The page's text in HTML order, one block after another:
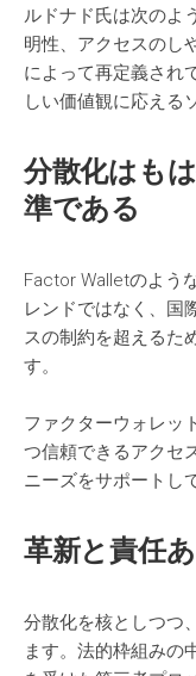
ルドナド氏は次のよ
明性、アクセスのし
によって再定義され
しい価値観に応える
分散化はも
準である
Factor Walletのよう
レンドではなく、国
スの制約を超えるた
す。
ファクターウォレッ
つ信頼できるアクセ
ニーズをサポートし
革新と責任
分散化を核としつつ
ます。法的枠組みの